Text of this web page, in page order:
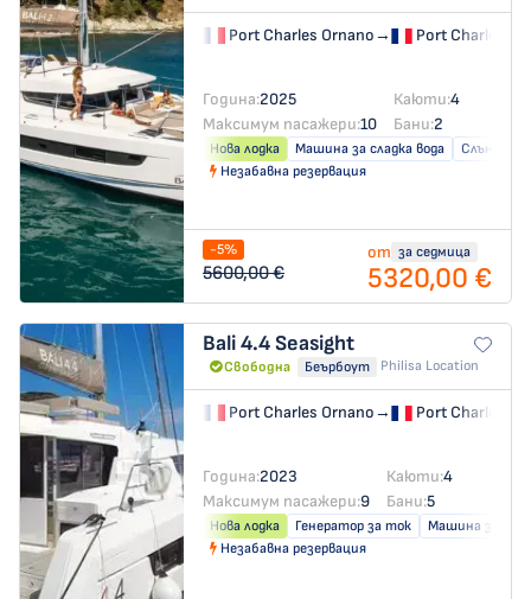
Port Charles Ornano→ Port Charles
Година:2025 Каюти:4
Максимум пасажери:10 Бани:2
Нова лодка Машина за сладка вода
Слънчеви
Незабавна резервация
-5%
5600,00 €
от за седмица
5320,00 €
Bali 4.4Seasight
Свободна Беърбоут Philisa Location
Port Charles Ornano→ Port Charles
Година:2023 Каюти:4
Максимум пасажери:9 Бани:5
Нова лодка Генератор за ток
Машина за
Незабавна резервация